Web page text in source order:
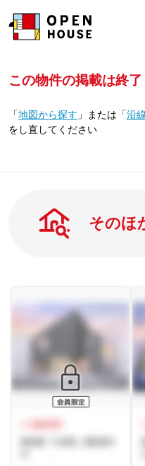
この物件の掲載は終
「地図から探す 」 または 「沿
をし直してください
そのほ